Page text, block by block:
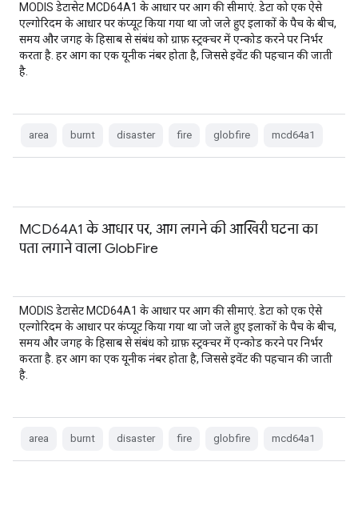
MODIS डेटासेट MCD64A1 के आधार पर आग की सीमाएं. डेटा को एक ऐसे
एल्गोरिदम के आधार पर कंप्यूट किया गया था जो जले हुए इलाकों के पैच के बीच,
समय और जगह के हिसाब से संबंध को ग्राफ़ स्ट्रक्चर में एन्कोड करने पर निर्भर
करता है. हर आग का एक यूनीक नंबर होता है, जिससे इवेंट की पहचान की जाती
है.
area burnt disaster fire globfire mcd64a1
MCD64A1 के आधार पर, आग लगने की आखिरी घटना का
पता लगाने वाला GlobFire
MODIS डेटासेट MCD64A1 के आधार पर आग की सीमाएं. डेटा को एक ऐसे
एल्गोरिदम के आधार पर कंप्यूट किया गया था जो जले हुए इलाकों के पैच के बीच,
समय और जगह के हिसाब से संबंध को ग्राफ़ स्ट्रक्चर में एन्कोड करने पर निर्भर
करता है. हर आग का एक यूनीक नंबर होता है, जिससे इवेंट की पहचान की जाती
है.
area burnt disaster fire globfire mcd64a1